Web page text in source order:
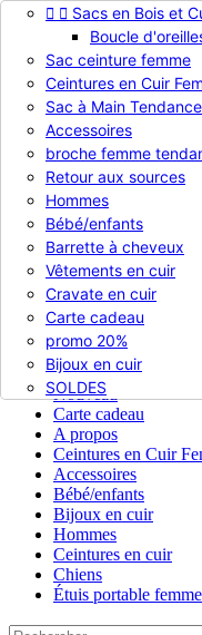
Appelez-nous :
EUR € 
EUR €
RUB RUB
Connexion
shopping_cart Panier (0)
  En stock
  Sacs en Bois et
Boucle
Sac ceinture femme
Ceintures en Cuir
Sac à Main
Accessoires
broche femme
Retour aux sources
Hommes
Bébé/enfants
Barrette à cheveux
Vêtements en cuir
Cravate en cuir
Carte cadeau
promo 20%
Bijoux en cuir
SOLDES
Nouveau
Carte cadeau
A propos
Ceintures en Cuir
Accessoires
Bébé/enfants
Bijoux en cuir
Hommes
Ceintures en cuir
Chiens
Étuis portable